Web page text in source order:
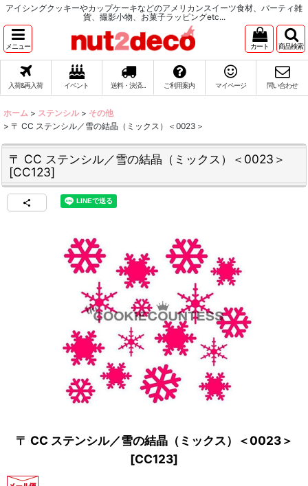
アイシングクッキーやカップケーキなどのアメリカンスイーツ食材、パーティ雑
貨、撮影小物、お菓子ラッピングetc...
メニュー カート 商品検索
入荷&再入荷 イベント 送料・決済... ご利用案内 マイページ 問い合わせ
ホーム > ステンシル > その他
> 〒 CC ステンシル／雪の結晶（ミックス）＜0023＞
〒 CC ステンシル／雪の結晶（ミックス）＜0023＞
[CC123]
〒 CC ステンシル／雪の結晶（ミックス）＜0023＞
[CC123]